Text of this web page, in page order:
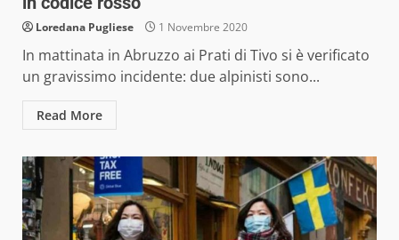
Loredana Pugliese 1 Novembre 2020
In mattinata in Abruzzo ai Prati di Tivo si è verificato
un gravissimo incidente: due alpinisti sono...
Read More